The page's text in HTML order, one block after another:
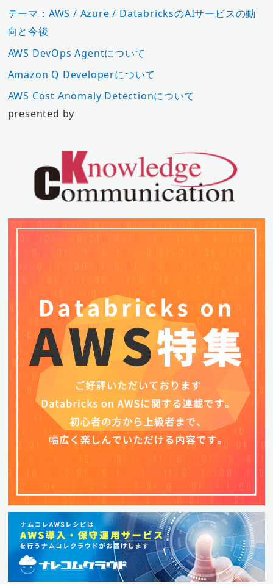
テーマ：AWS / Azure / DatabricksのAIサービスの動
向と今後
AWS DevOps Agentについて
Amazon Q Developerについて
AWS Cost Anomaly Detectionについて
presented by